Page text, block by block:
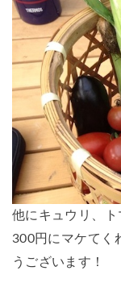
他にキュウリ、
300円にマケてく
うございます！